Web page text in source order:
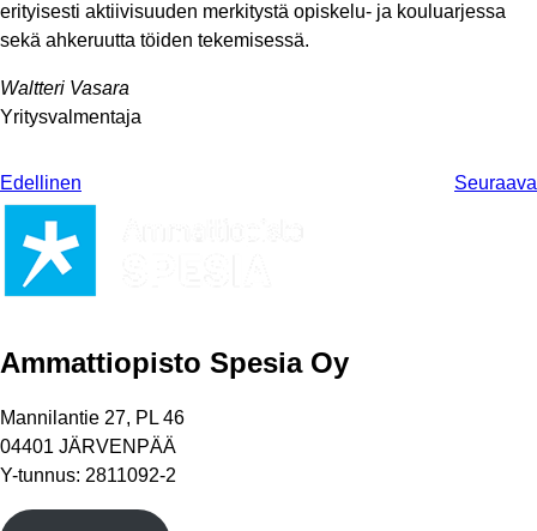
erityisesti aktiivisuuden merkitystä opiskelu- ja kouluarjessa
sekä ahkeruutta töiden tekemisessä.
Waltteri Vasara
Yritysvalmentaja
Edellinen Seuraava
Ammattiopisto Spesia Oy
Mannilantie 27, PL 46
04401 JÄRVENPÄÄ
Y-tunnus: 2811092-2